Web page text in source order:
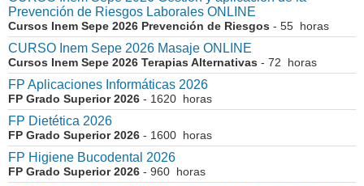
Prevención de Riesgos Laborales ONLINE
Cursos Inem Sepe 2026 Prevención de Riesgos - 55 horas
CURSO Inem Sepe 2026 Masaje ONLINE
Cursos Inem Sepe 2026 Terapias Alternativas - 72 horas
FP Aplicaciones Informáticas 2026
FP Grado Superior 2026 - 1620 horas
FP Dietética 2026
FP Grado Superior 2026 - 1600 horas
FP Higiene Bucodental 2026
FP Grado Superior 2026 - 960 horas